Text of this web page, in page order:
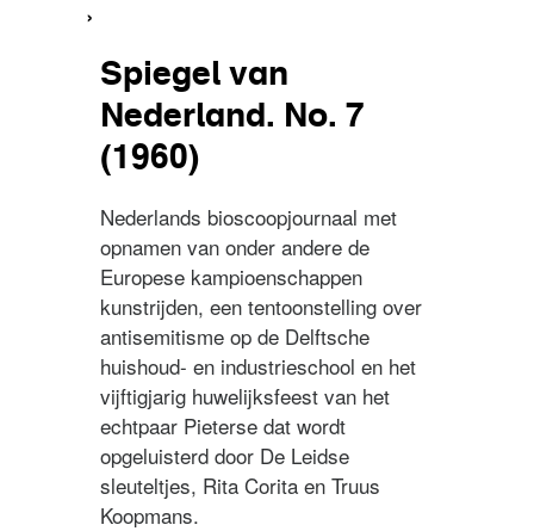
Spiegel van
Nederland. No. 7
(1960)
Nederlands bioscoopjournaal met
opnamen van onder andere de
Europese kampioenschappen
kunstrijden, een tentoonstelling over
antisemitisme op de Delftsche
huishoud- en industrieschool en het
vijftigjarig huwelijksfeest van het
echtpaar Pieterse dat wordt
opgeluisterd door De Leidse
sleuteltjes, Rita Corita en Truus
Koopmans.